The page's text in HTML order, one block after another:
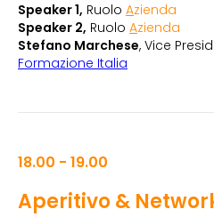
Speaker 1, Ruolo Azienda
Speaker 2, Ruolo Azienda
Stefano Marchese, Vice
Formazione Italia
18.00 - 19.00
Aperitivo &